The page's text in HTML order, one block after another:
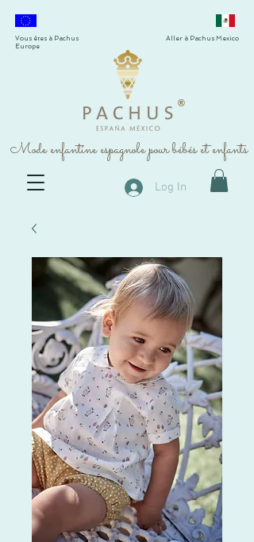
®
Mode enfantine espagnole pour bébés et enfants
Vous êtes à Pachus
Europe
Aller à Pachus Mexico
Log In